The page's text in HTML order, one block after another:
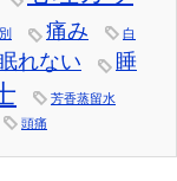
痛み 白
れない
睡
芳香蒸留水
頭痛